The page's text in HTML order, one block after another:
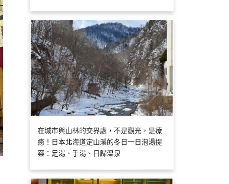
在城市與山林的交界處，不是觀光，是療
癒！日本北海道定山溪的冬日一日泡湯提
案：足湯、手湯、日歸溫泉